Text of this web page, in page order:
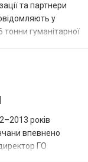
та партнери
у
гуманітарної
років
впевнено
ГО